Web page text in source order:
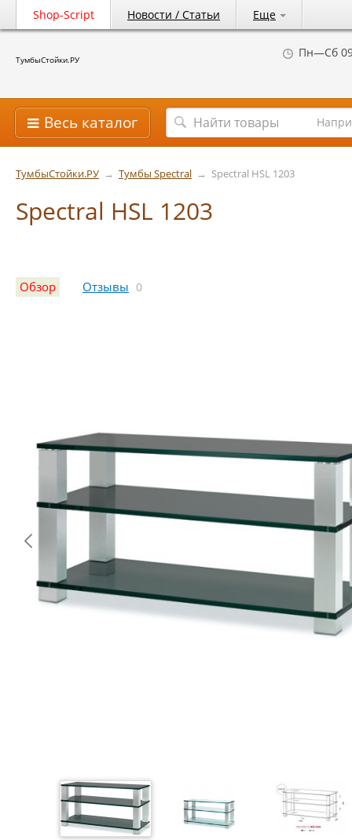
Shop-Script Новости / Статьи Еще
ТумбыСтойки.РУ Пн—Сб
Весь каталог
ТумбыСтойки.РУ → Тумбы Spectral → Spectral HSL 1203
Spectral HSL 1203
Обзор Отзывы 0